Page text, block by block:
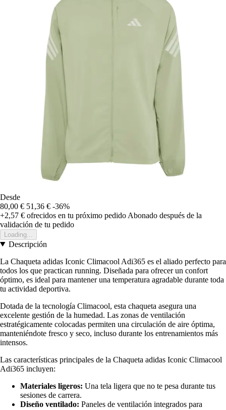
Desde
80,00 € 51,36 € -36%
+2,57 € ofrecidos en tu próximo pedido Abonado después de la
validación de tu pedido
Loading...
Descripción
La Chaqueta adidas Iconic Climacool Adi365 es el aliado perfecto para
todos los que practican running. Diseñada para ofrecer un confort
óptimo, es ideal para mantener una temperatura agradable durante toda
tu actividad deportiva.
Dotada de la tecnología Climacool, esta chaqueta asegura una
excelente gestión de la humedad. Las zonas de ventilación
estratégicamente colocadas permiten una circulación de aire óptima,
manteniéndote fresco y seco, incluso durante los entrenamientos más
intensos.
Las características principales de la Chaqueta adidas Iconic Climacool
Adi365 incluyen:
Materiales ligeros: Una tela ligera que no te pesa durante tus
sesiones de carrera.
Diseño ventilado: Paneles de ventilación integrados para